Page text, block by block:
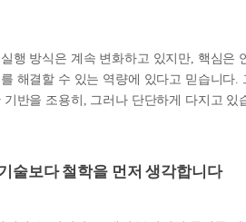
행 방식은 계속 변화하고 있지만, 핵심은
해결할 수 있는 역량에 있다고 믿습니다.
반을 조용히, 그러나 단단하게 다지고 있
술보다 철학을 먼저 생각합니다